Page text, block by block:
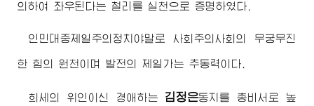
의하여 좌우된다는 철리를 실천으로 증명하였다.
인민대중제일주의정치야말로 사회주의사회의 무궁무진
한 힘의 원천이며 발전의 제일가는 추동력이다.
희세의 위인이신 경애하는 김정은동지를총비서 로 높